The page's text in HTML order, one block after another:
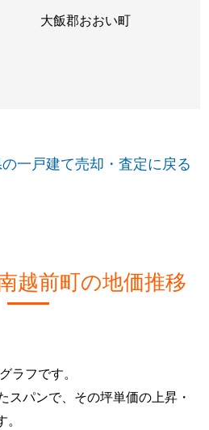
大飯郡おおい町
一戸建て売却・査定に戻る
越前町の地価推移
ラフです。
スパンで、その坪単価の上昇・